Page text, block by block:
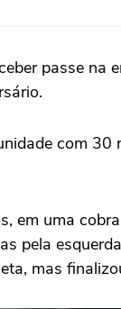
passe
com
em uma
pela
mas